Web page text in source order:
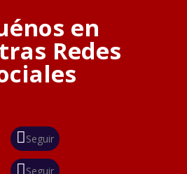
en
Redes
Seguir
Seguir